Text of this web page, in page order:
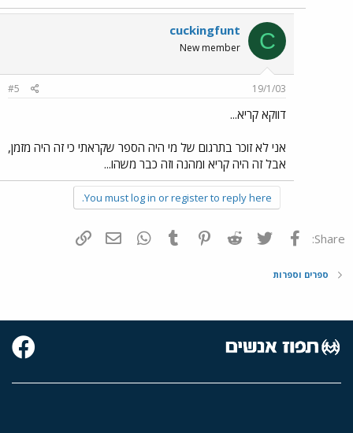
C
cuckingfunt
New member
19/1/03
#5
דווקא קריא...
אני לא זוכר בתרגום של מי היה הספר שקראתי כי זה היה מזמן,
אבל זה היה קריא ומהנה וזה כבר משהו...
You must log in or register to reply here.
Share: פייסבוק Twitter
Reddit
Pinterest
Tumblr
WhatsAppדואר אלקטרוני
ספרים וספרות